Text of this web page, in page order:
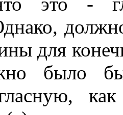
для
было бы
как